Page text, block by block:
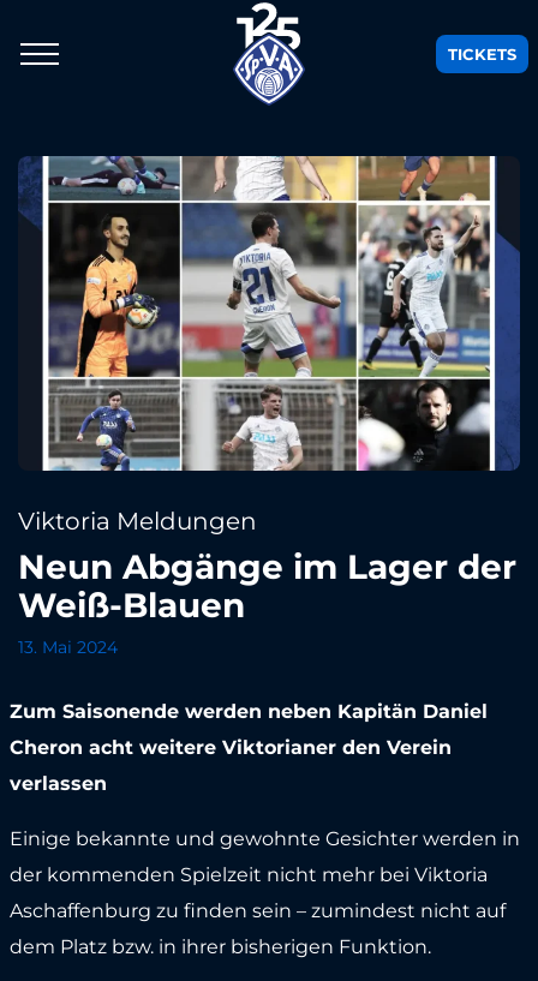
TICKETS
Viktoria Meldungen
Neun Abgänge im Lager der
Weiß-Blauen
13. Mai 2024
Zum Saisonende werden neben Kapitän Daniel
Cheron acht weitere Viktorianer den Verein
verlassen
Einige bekannte und gewohnte Gesichter werden in
der kommenden Spielzeit nicht mehr bei Viktoria
Aschaffenburg zu finden sein – zumindest nicht auf
dem Platz bzw. in ihrer bisherigen Funktion.